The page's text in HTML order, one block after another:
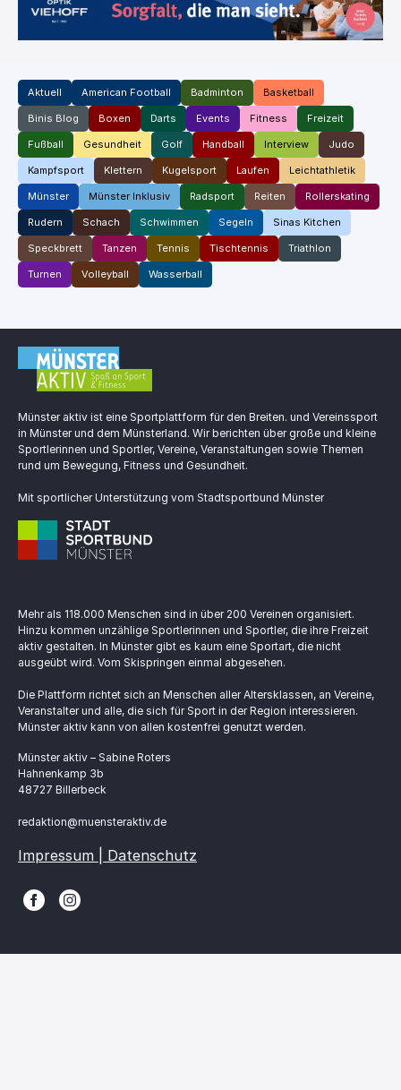
Aktuell American Football Badminton Basketball
Binis Blog Boxen Darts Events Fitness Freizeit
Fußball Gesundheit Golf Handball Interview Judo
Kampfsport Klettern Kugelsport Laufen Leichtathletik
Münster Münster Inklusiv Radsport Reiten Rollerskating
Rudern Schach Schwimmen Segeln Sinas Kitchen
Speckbrett Tanzen Tennis Tischtennis Triathlon
Turnen Volleyball Wasserball
Münster aktiv ist eine Sportplattform für den Breiten. und Vereinssport
in Münster und dem Münsterland. Wir berichten über große und kleine
Sportlerinnen und Sportler, Vereine, Veranstaltungen sowie Themen
rund um Bewegung, Fitness und Gesundheit.
Mit sportlicher Unterstützung vom Stadtsportbund Münster
Mehr als 118.000 Menschen sind in über 200 Vereinen organisiert.
Hinzu kommen unzählige Sportlerinnen und Sportler, die ihre Freizeit
aktiv gestalten. In Münster gibt es kaum eine Sportart, die nicht
ausgeübt wird. Vom Skispringen einmal abgesehen.
Die Plattform richtet sich an Menschen aller Altersklassen, an Vereine,
Veranstalter und alle, die sich für Sport in der Region interessieren.
Münster aktiv kann von allen kostenfrei genutzt werden.
Münster aktiv – Sabine Roters
Hahnenkamp 3b
48727 Billerbeck
redaktion@muensteraktiv.de
Impressum | Datenschutz